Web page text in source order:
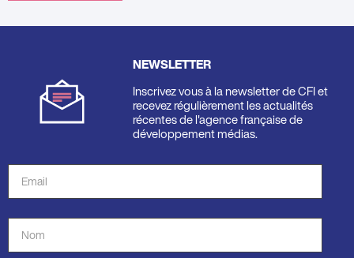
NEWSLETTER
Inscrivez vous à la newsletter de CFI et
recevez régulièrement les actualités
récentes de l'agence française de
développement médias.
Adresse
de
courriel
Nom
*